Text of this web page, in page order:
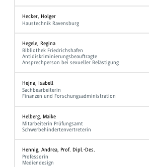
Hecker, Holger
Haustechnik Ravensburg
Hegele, Regina
Bibliothek Friedrichshafen
Antidiskriminierungsbeauftragte
Ansprechperson bei sexueller Belästigung
Hejna, Isabell
Sachbearbeiterin
Finanzen und Forschungsadministration
Helberg, Maike
Mitarbeiterin Prüfungsamt
Schwerbehindertenvertreterin
Hennig, Andrea, Prof. Dipl.-Des.
Professorin
Mediendesign